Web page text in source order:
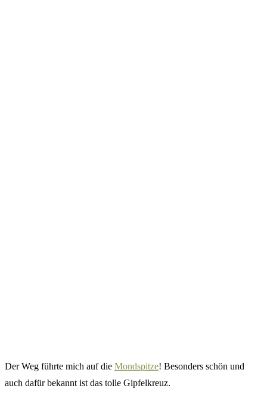
Der Weg führte mich auf die Mondspitze! Besonders schön und
auch dafür bekannt ist das tolle Gipfelkreuz.